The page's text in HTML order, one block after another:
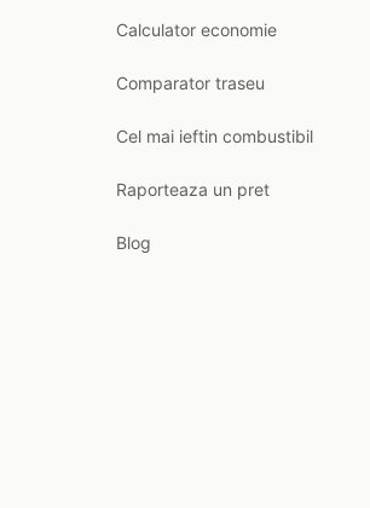
Calculator economie
Comparator traseu
Cel mai ieftin combustibil
Raporteaza un pret
Blog